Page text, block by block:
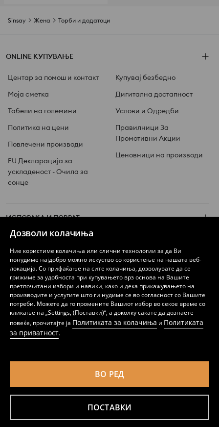
Дозволи колачиња
Ние користиме колачиња или слични технологии за да Ви
понудиме најдобро можно искуство со користење на нашата веб-
локација. Со прифаќање на сите колачиња, дозволувате да се
грижиме за удобноста при купувањето врз основа на Вашите
претпочитани избори и навики, како и дека прикажувањето на
производите и услугите што ги нудиме се во согласност со Вашите
потреби. Можете да го промените Вашиот избор во секое време со
кликање на „Settings, (Поставки)“, а доколку сакате да дознаете
повеќе, прочитајте ја Политиката за колачиња и Политиката
за приватност.
ПОСТАВКИ
ВО РЕД
Sinsay Жена Торби и додатоци
ONLINE КУПУВАЊЕ
Центар за помош и контакт
Моја сметка
Табели на големини
Политика на цени
Повлечени производи
EU Декларација за
ускладеност - Очила за
сонце
Купувај безбедно
Дигитална достапност
Услови и Одредби
Правилници За
Промотивни Акции
Ценовници на производи
ИСПОРАКА И ПОВРАТ
СЛЕДЕТЕ НЕ
Македонија (North Macedonia)
Политика на приватност Подесување на колачињата
Политика на колачиња Список на колачиња Доверливи партнери